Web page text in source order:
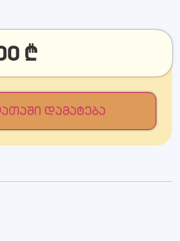
₾
დამატება